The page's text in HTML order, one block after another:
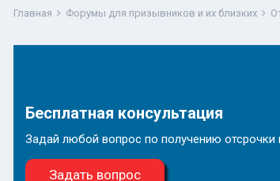
Главная Форумы для призывников и их близких
Бесплатная консультация
Задай любой вопрос по получению отсрочки
Задать вопрос